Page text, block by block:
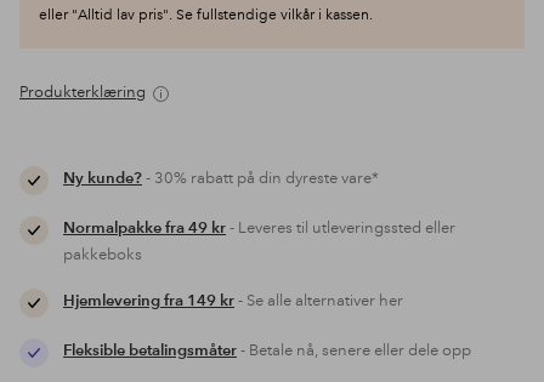
eller "Alltid lav pris". Se fullstendige vilkår i kassen.
Produkterklæring
Ny kunde?- 30% rabatt på din dyreste vare*
Normalpakke fra 49 kr- Leveres til utleveringssted eller
pakkeboks
Hjemlevering fra 149 kr- Se alle alternativer her
Fleksible betalingsmåter- Betale nå, senere eller dele opp